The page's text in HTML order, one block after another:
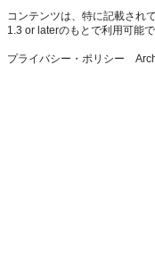
コンテンツは、特に記載され
1.3 or laterのもとで利用可能で
プライバシー・ポリシー